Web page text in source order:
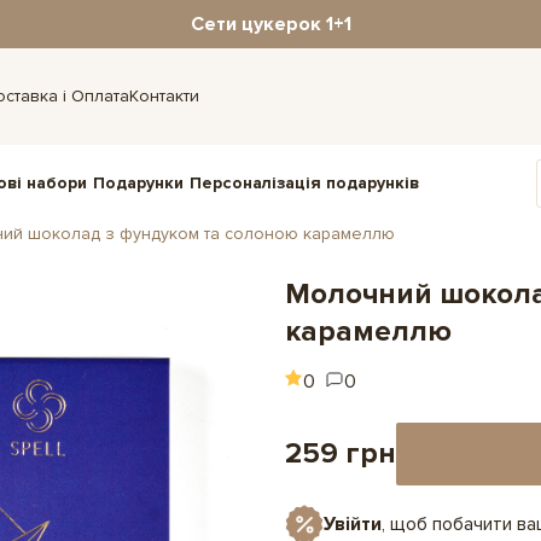
Сети цукерок 1+1
і ОплатаКонтакти
набори Подарунки Персоналізація подарунків
шоколад з фундуком та солоною карамеллю
Молочний
карамеллю
0 0
259 грн
Увійти, щоб побачити